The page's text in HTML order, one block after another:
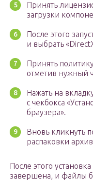
Принять
загрузки
После этого
и выбрать
Принять
отметив нужный
Нажать на
с чекбокса
браузера».
Вновь кликнуть
распаковки
После этого
завершена, и файлы